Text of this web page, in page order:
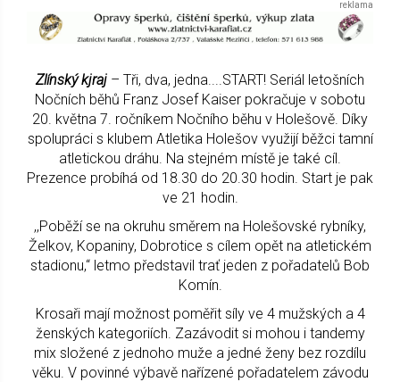
Zlínský kjraj – Tři, dva, jedna....START! Seriál letošních
Nočních běhů Franz Josef Kaiser pokračuje v sobotu
20. května 7. ročníkem Nočního běhu v Holešově. Díky
spolupráci s klubem Atletika Holešov využijí běžci tamní
atletickou dráhu. Na stejném místě je také cíl.
Prezence probíhá od 18.30 do 20.30 hodin. Start je pak
ve 21 hodin.
,,Poběží se na okruhu směrem na Holešovské rybníky,
Želkov, Kopaniny, Dobrotice s cílem opět na atletickém
stadionu,“ letmo představil trať jeden z pořadatelů Bob
Komín.
Krosaři mají možnost poměřit síly ve 4 mužských a 4
ženských kategoriích. Zazávodit si mohou i tandemy
mix složené z jednoho muže a jedné ženy bez rozdílu
věku. V povinné výbavě nařízené pořadatelem závodu